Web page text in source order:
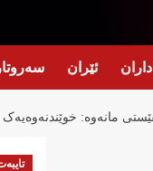
ئێران سەروتار
مانەوە: